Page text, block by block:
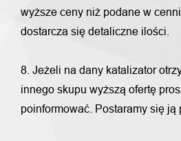
wyższe ceny niż podane w
dostarcza się detaliczne ilości.
8. Jeżeli na dany katalizator
innego skupu wyższą ofertę
poinformować. Postaramy się ją